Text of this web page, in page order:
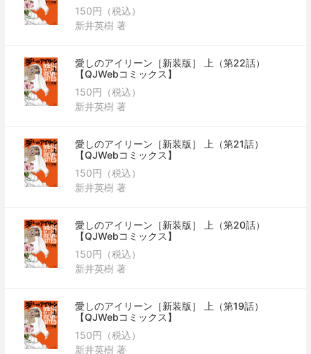
150円（税込）
新井英樹 著
愛しのアイリーン［新装版］ 上（第22話）
【QJWebコミックス】
150円（税込）
新井英樹 著
愛しのアイリーン［新装版］ 上（第21話）
【QJWebコミックス】
150円（税込）
新井英樹 著
愛しのアイリーン［新装版］ 上（第20話）
【QJWebコミックス】
150円（税込）
新井英樹 著
愛しのアイリーン［新装版］ 上（第19話）
【QJWebコミックス】
150円（税込）
新井英樹 著